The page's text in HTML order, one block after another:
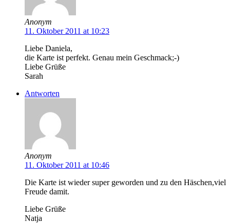
Anonym
11. Oktober 2011 at 10:23
Liebe Daniela,
die Karte ist perfekt. Genau mein Geschmack;-)
Liebe Grüße
Sarah
Antworten
Anonym
11. Oktober 2011 at 10:46
Die Karte ist wieder super geworden und zu den Häschen,viel
Freude damit.
Liebe Grüße
Natja